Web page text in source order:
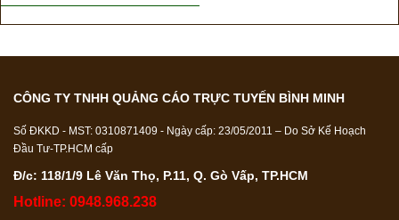
Trọng - 0973613831 A. Sơn
CÔNG TY TNHH QUẢNG CÁO TRỰC TUYẾN BÌNH MINH
Số ĐKKD - MST: 0310871409 - Ngày cấp: 23/05/2011 – Do Sở Kế Hoạch
Đầu Tư-TP.HCM cấp
Đ/c: 118/1/9 Lê Văn Thọ, P.11, Q. Gò Vấp, TP.HCM
Hotline: 0948.968.238